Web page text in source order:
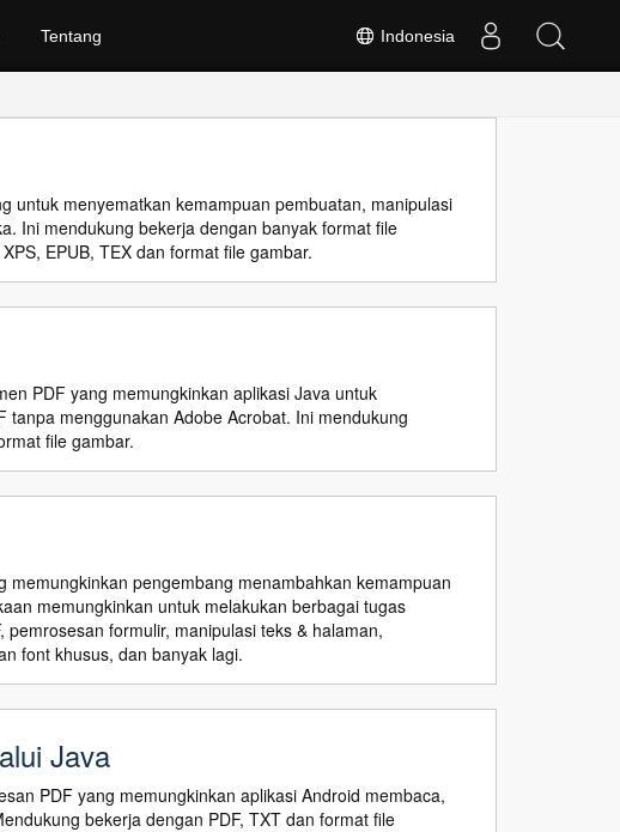
Indonesia
Tentang
untuk menyematkan kemampuan pembuatan, manipulasi
Ini mendukung bekerja dengan banyak format file
EPUB, TEX dan format file gambar.
PDF yang memungkinkan aplikasi Java untuk
menggunakan Adobe Acrobat. Ini mendukung
file gambar.
memungkinkan pengembang menambahkan kemampuan
memungkinkan untuk melakukan berbagai tugas
formulir, manipulasi teks & halaman,
font khusus, dan banyak lagi.
Java
PDF yang memungkinkan aplikasi Android membaca,
bekerja dengan PDF, TXT dan format file